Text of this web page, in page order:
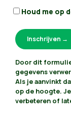
Houd me op
Door dit
gegevens
Als je aanvinkt
op de hoogte.
verbeteren of